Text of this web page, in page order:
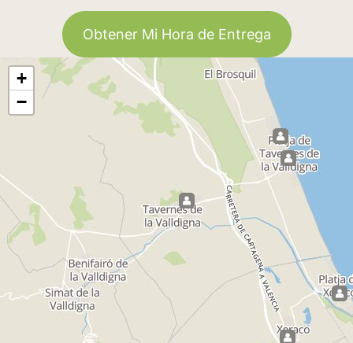
Obtener Mi Hora de Entrega
+
−